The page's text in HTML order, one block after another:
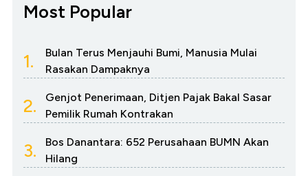
Most Popular
1.
Bulan Terus Menjauhi Bumi, Manusia Mulai
Rasakan Dampaknya
2.
Genjot Penerimaan, Ditjen Pajak Bakal Sasar
Pemilik Rumah Kontrakan
3.
Bos Danantara: 652 Perusahaan BUMN Akan
Hilang